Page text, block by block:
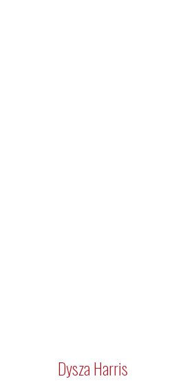
Dysza Harris